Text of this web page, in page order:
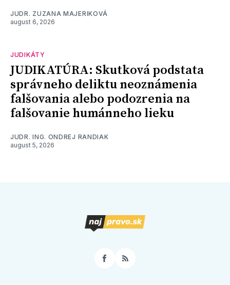
JUDR. ZUZANA MAJERIKOVÁ
august 6, 2026
JUDIKÁTY
JUDIKATÚRA: Skutková podstata
správneho deliktu neoznámenia
falšovania alebo podozrenia na
falšovanie humánneho lieku
JUDR. ING. ONDREJ RANDIAK
august 5, 2026
Facebook
RSS